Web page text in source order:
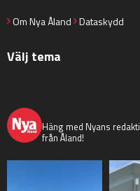
Om Nya Åland Dataskydd
Välj tema
Häng med Nyans
från Åland!